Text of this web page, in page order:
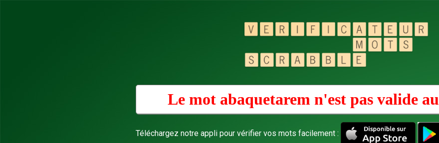
Le mot abaquetarem n'est pas valide au
Téléchargez notre appli pour vérifier vos mots facilement :